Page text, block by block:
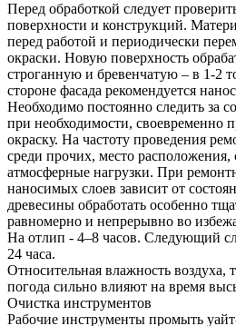
Перед обработкой следует
поверхности и конструкций.
перед работой и периодически
окраски. Новую поверхность
строганную и бревенчатую – в 1-2
стороне фасада рекомендуется
Необходимо постоянно следить за
при необходимости, своевременно
окраску. На частоту проведения
среди прочих, место расположения,
атмосферные нагрузки. При
наносимых слоев зависит от
древесины обработать особенно
равномерно и непрерывно во
На отлип - 4–8 часов. Следующий
24 часа.
Относительная влажность воздуха,
погода сильно влияют на время
Очистка инструментов
Рабочие инструменты промыть